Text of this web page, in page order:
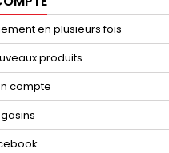
en plusieurs fois
produits
compte